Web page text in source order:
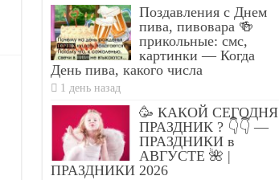
Поздавления с Днем
пива, пивовара 🍻
прикольные: смс,
картинки — Когда
День пива, какого числа
1 день назад
🥳 КАКОЙ СЕГОДНЯ
ПРАЗДНИК ? 👇👇 —
ПРАЗДНИКИ в
АВГУСТЕ 🌺 |
ПРАЗДНИКИ 2026